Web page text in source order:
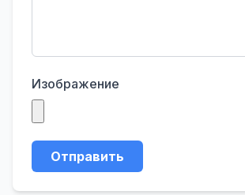
Изображение
Отправить